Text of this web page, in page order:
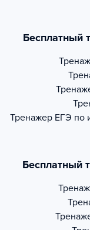
Бесплатный
Тренажер ЕГЭ по
Бесплатный